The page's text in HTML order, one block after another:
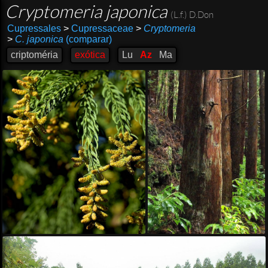
Cryptomeria japonica (L.f.) D.Don
Cupressales >Cupressaceae > Cryptomeria
> C. japonica (comparar)
criptoméria
exótica Lu Az Ma